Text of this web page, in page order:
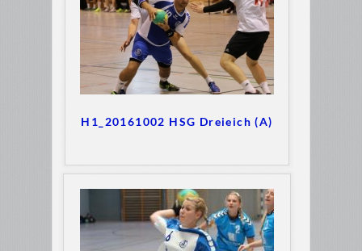
H1_20161002 HSG Dreieich (A)